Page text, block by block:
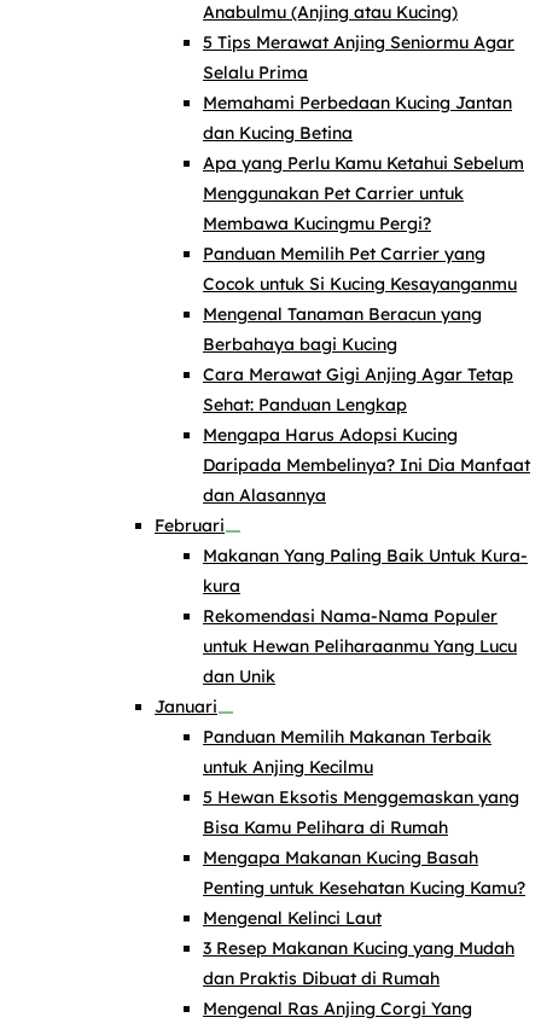
Anabulmu (Anjing atau Kucing)
5 Tips Merawat Anjing Seniormu Agar
Selalu Prima
Memahami Perbedaan Kucing Jantan
dan Kucing Betina
Apa yang Perlu Kamu Ketahui Sebelum
Menggunakan Pet Carrier untuk
Membawa Kucingmu Pergi?
Panduan Memilih Pet Carrier yang
Cocok untuk Si Kucing Kesayanganmu
Mengenal Tanaman Beracun yang
Berbahaya bagi Kucing
Cara Merawat Gigi Anjing Agar Tetap
Sehat: Panduan Lengkap
Mengapa Harus Adopsi Kucing
Daripada Membelinya? Ini Dia Manfaat
dan Alasannya
Februari
Makanan Yang Paling Baik Untuk Kura-
kura
Rekomendasi Nama-Nama Populer
untuk Hewan Peliharaanmu Yang Lucu
dan Unik
Januari
Panduan Memilih Makanan Terbaik
untuk Anjing Kecilmu
5 Hewan Eksotis Menggemaskan yang
Bisa Kamu Pelihara di Rumah
Mengapa Makanan Kucing Basah
Penting untuk Kesehatan Kucing Kamu?
Mengenal Kelinci Laut
3 Resep Makanan Kucing yang Mudah
dan Praktis Dibuat di Rumah
Mengenal Ras Anjing Corgi Yang